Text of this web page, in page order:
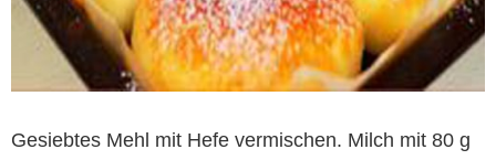
Gesiebtes Mehl mit Hefe vermischen. Milch mit 80 g